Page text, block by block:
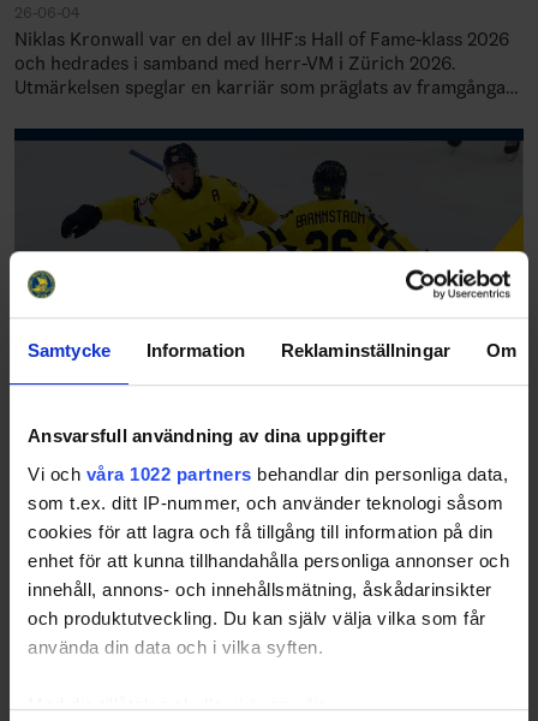
Samtycke Information Reklaminställningar Om
Ansvarsfull användning av dina uppgifter
Vi och våra 1022 partners behandlar din personliga data,
som t.ex. ditt IP-nummer, och använder teknologi såsom
cookies för att lagra och få tillgång till information på din
enhet för att kunna tillhandahålla personliga annonser och
innehåll, annons- och innehållsmätning, åskådarinsikter
och produktutveckling. Du kan själv välja vilka som får
använda din data och i vilka syften.
Med din tillåtelse skulle vi även vilja:
26-06-04
Niklas Kronwall var en del av IIHF:s Hall of Fame-klass 2026
och hedrades i samband med herr-VM i Zürich 2026.
Utmärkelsen speglar en karriär som präglats av framgångar
Lucas Raymond: "Det är en ära, men det
kommer ett ansvar med det också"